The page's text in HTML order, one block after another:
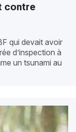
contre
qui devait avoir
d’inspection à
un tsunami au